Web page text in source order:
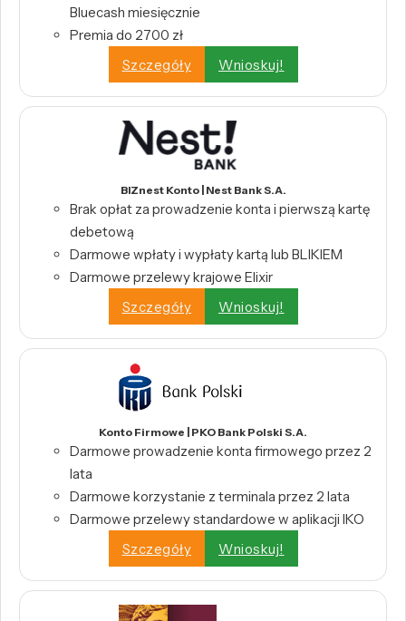
Bluecash miesięcznie
Premia do 2700 zł
Szczegóły
Wnioskuj!
BIZnest Konto | Nest Bank S.A.
Brak opłat za prowadzenie konta i pierwszą kartę
debetową
Darmowe wpłaty i wypłaty kartą lub BLIKIEM
Darmowe przelewy krajowe Elixir
Szczegóły
Wnioskuj!
Konto Firmowe | PKO Bank Polski S.A.
Darmowe prowadzenie konta firmowego przez 2
lata
Darmowe korzystanie z terminala przez 2 lata
Darmowe przelewy standardowe w aplikacji IKO
Szczegóły
Wnioskuj!